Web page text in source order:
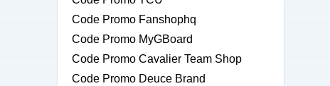
Code Promo Fanshophq
Code Promo MyGBoard
Code Promo Cavalier Team Shop
Code Promo Deuce Brand